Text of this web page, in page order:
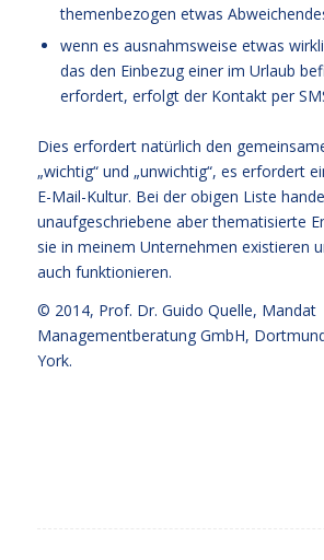
themenbezogen etwas
wenn es ausnahmsweise etwas
das den Einbezug einer im Urlaub
erfordert, erfolgt der Kontakt per
Dies erfordert natürlich den
„wichtig“ und „unwichtig“, es erfordert
E-Mail-Kultur. Bei der obigen Liste
unaufgeschriebene aber thematisierte
sie in meinem Unternehmen existieren
auch funktionieren.
© 2014, Prof. Dr. Guido Quelle, Mandat
Managementberatung GmbH,
York.